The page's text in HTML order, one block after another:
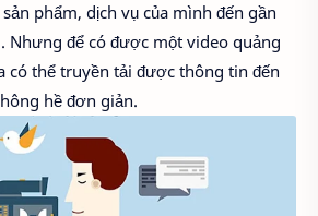
phẩm, dịch vụ của mình đến gần
Nhưng để có được một video quảng
có thể truyền tải được thông tin đến
hề đơn giản.